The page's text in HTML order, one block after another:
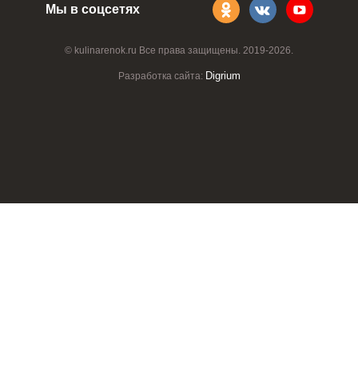
© kulinarenok.ru Все права защищены. 2019-2026.
Разработка сайта: Digrium
Мы в соцсетях